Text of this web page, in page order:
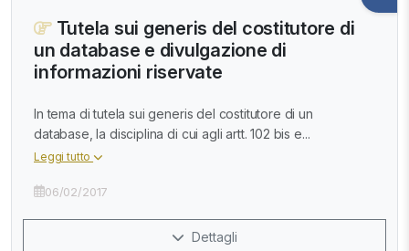
Tutela sui generis del costitutore di
un database e divulgazione di
informazioni riservate
In tema di tutela sui generis del costitutore di un
database, la disciplina di cui agli artt. 102 bis e...
Leggi tutto
06/02/2017
Dettagli